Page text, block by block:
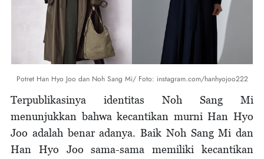
Potret Han Hyo Joo dan Noh Sang Mi/ Foto: instagram.com/hanhyojoo222
Terpublikasinya identitas Noh Sang Mi
menunjukkan bahwa kecantikan murni Han Hyo
Joo adalah benar adanya. Baik Noh Sang Mi dan
Han Hyo Joo sama-sama memiliki kecantikan